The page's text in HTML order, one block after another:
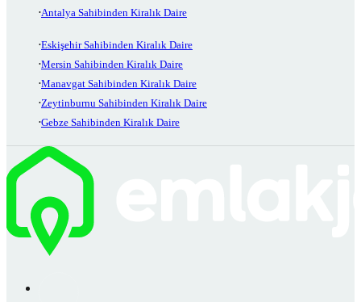
Antalya Sahibinden Kiralık Daire
Eskişehir Sahibinden Kiralık Daire
Mersin Sahibinden Kiralık Daire
Manavgat Sahibinden Kiralık Daire
Zeytinburnu Sahibinden Kiralık Daire
Gebze Sahibinden Kiralık Daire